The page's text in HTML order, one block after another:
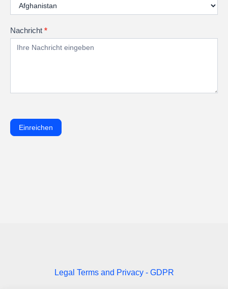
Nachricht *
Einreichen
Legal Terms and Privacy - GDPR